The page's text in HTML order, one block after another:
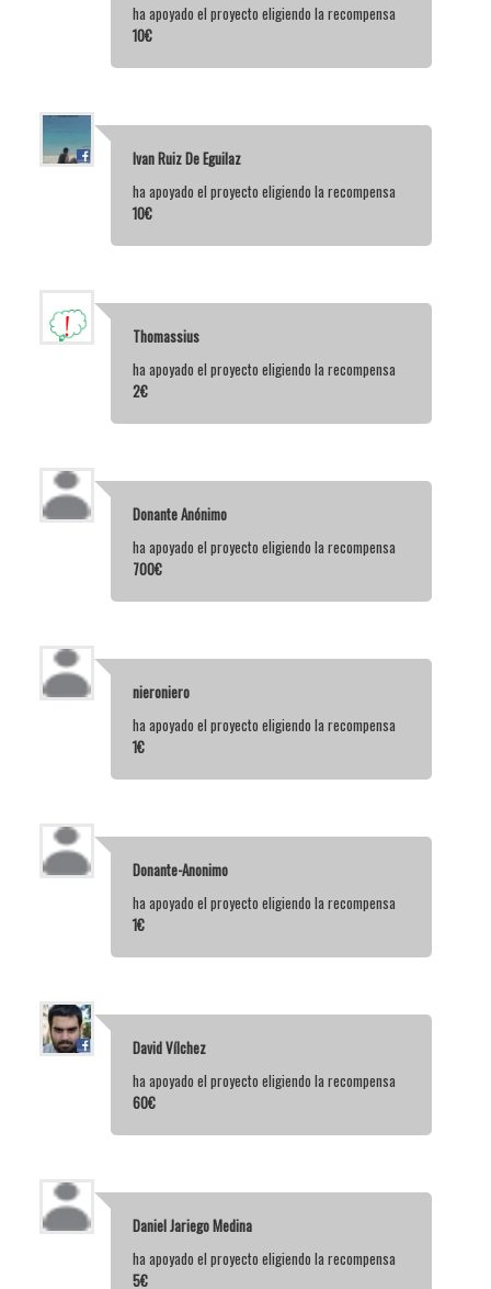
ha apoyado el proyecto eligiendo la recompensa
10€
Ivan Ruiz De Eguilaz
ha apoyado el proyecto eligiendo la recompensa
10€
Thomassius
ha apoyado el proyecto eligiendo la recompensa
2€
Donante Anónimo
ha apoyado el proyecto eligiendo la recompensa
700€
nieroniero
ha apoyado el proyecto eligiendo la recompensa
1€
Donante-Anonimo
ha apoyado el proyecto eligiendo la recompensa
1€
David Vílchez
ha apoyado el proyecto eligiendo la recompensa
60€
Daniel Jariego Medina
ha apoyado el proyecto eligiendo la recompensa
5€